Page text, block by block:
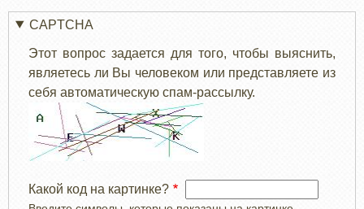
CAPTCHA
Этот вопрос задается для того, чтобы выяснить,
являетесь ли Вы человеком или представляете из
себя автоматическую спам-рассылку.
Какой код на картинке?